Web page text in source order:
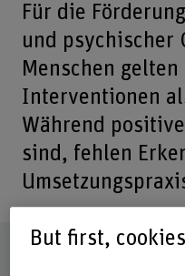
Für die
und psychischer
Menschen
Interventionen
Während
sind, fehlen
Factsheet
But first,